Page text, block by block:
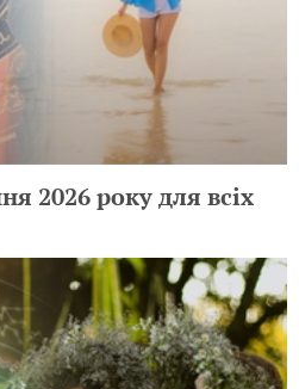
2026 року для всіх